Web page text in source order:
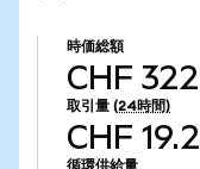
時価総額
CHF
取引量 (24時間)
CHF
循環供給量